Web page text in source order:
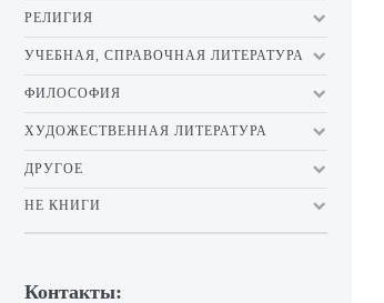
РЕЛИГИЯ
УЧЕБНАЯ, СПРАВОЧНАЯ ЛИТЕРАТУРА
ФИЛОСОФИЯ
ХУДОЖЕСТВЕННАЯ ЛИТЕРАТУРА
ДРУГОЕ
НЕ КНИГИ
Контакты: